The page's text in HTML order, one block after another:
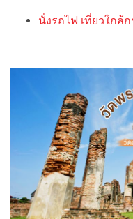
นั่งรถไฟ เที่ยวใกล้